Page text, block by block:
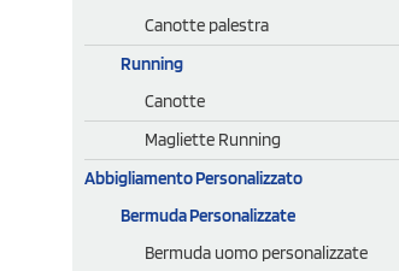
Canotte palestra
Running
Canotte
Magliette Running
Abbigliamento Personalizzato
Bermuda Personalizzate
Bermuda uomo personalizzate